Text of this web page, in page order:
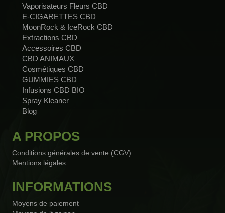
Vaporisateurs Fleurs CBD
E-CIGARETTES CBD
MoonRock & IceRock CBD
Extractions CBD
Accessoires CBD
CBD ANIMAUX
Cosmétiques CBD
GUMMIES CBD
Infusions CBD BIO
Spray Kleaner
Blog
A PROPOS
Conditions générales de vente (CGV)
Mentions légales
INFORMATIONS
Moyens de paiement